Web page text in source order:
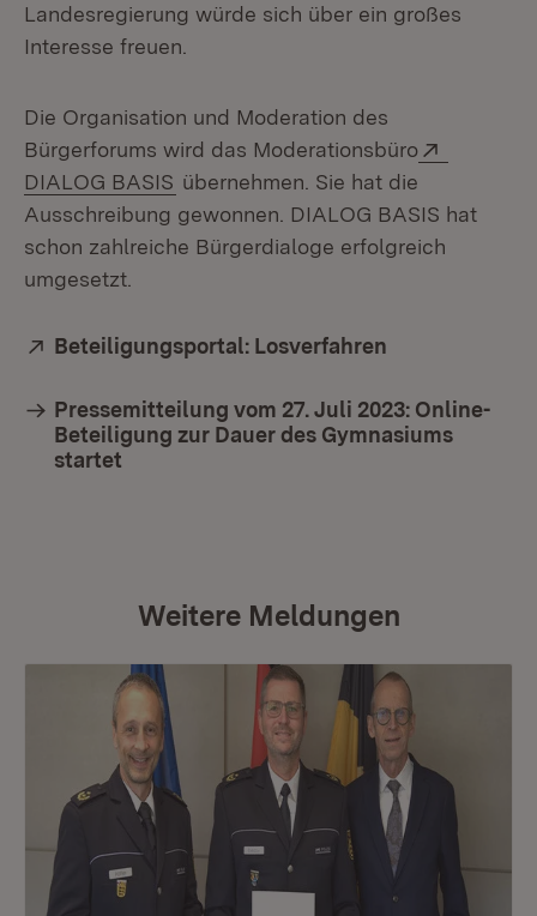
Landesregierung würde sich über ein großes
Interesse freuen.
Die Organisation und Moderation des
Bürgerforums wird das Moderationsbüro
DIALOG BASIS (Öffnet in neuem Fenster)
übernehmen. Sie hat die
Ausschreibung gewonnen. DIALOG BASIS hat
schon zahlreiche Bürgerdialoge erfolgreich
umgesetzt.
Extern:
Beteiligungsportal: Losverfahren
Pressemitteilung vom 27. Juli 2023: Online-
Beteiligung zur Dauer des Gymnasiums
startet
Weitere Meldungen